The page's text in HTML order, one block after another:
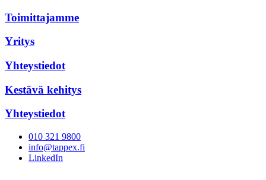
Toimittajamme
Yritys
Yhteystiedot
Kestävä kehitys
Yhteystiedot
010 321 9800
info@tappex.fi
LinkedIn